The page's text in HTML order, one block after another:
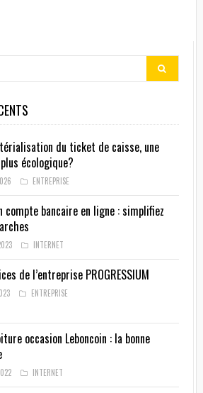
du ticket de caisse, une
écologique?
ENTREPRISE
compte bancaire en ligne : simplifiez
INTERNET
de l’entreprise PROGRESSIUM
ENTREPRISE
occasion Leboncoin : la bonne
INTERNET